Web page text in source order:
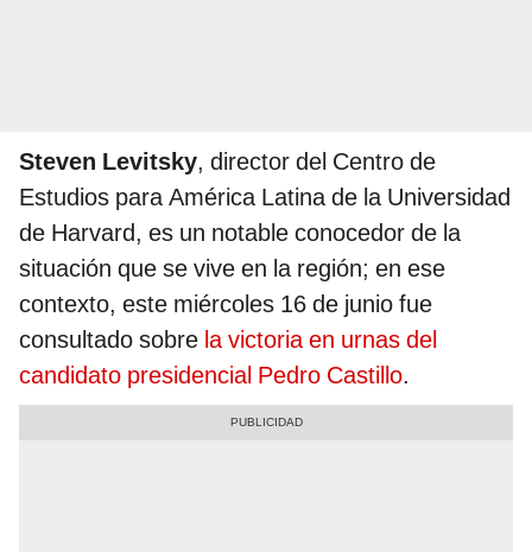
Steven Levitsky, director del Centro de
Estudios para América Latina de la Universidad
de Harvard, es un notable conocedor de la
situación que se vive en la región; en ese
contexto, este miércoles 16 de junio fue
consultado sobre la victoria en urnas del
candidato presidencial Pedro Castillo.